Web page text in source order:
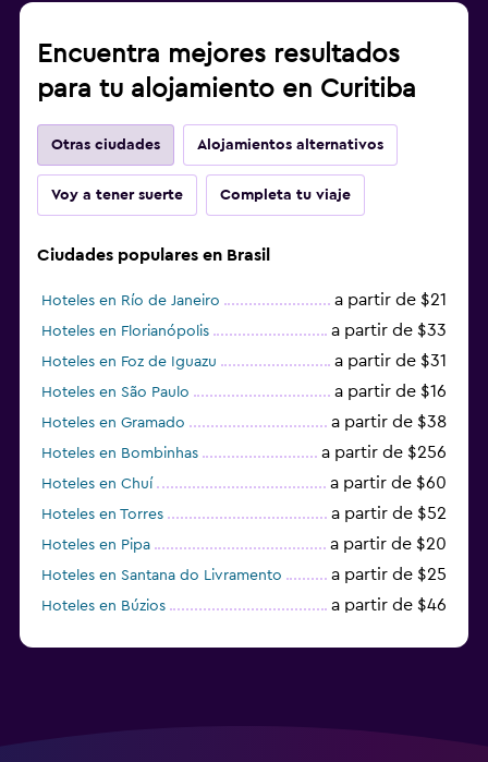
Encuentra mejores resultados
para tu alojamiento en Curitiba
Otras ciudades Alojamientos alternativos
Voy a tener suerte Completa tu viaje
Ciudades populares en Brasil
Hoteles en Río de Janeiro a partir de $21
Hoteles en Florianópolis a partir de $33
Hoteles en Foz de Iguazu a partir de $31
Hoteles en São Paulo a partir de $16
Hoteles en Gramado a partir de $38
Hoteles en Bombinhas a partir de $256
Hoteles en Chuí a partir de $60
Hoteles en Torres a partir de $52
Hoteles en Pipa a partir de $20
Hoteles en Santana do Livramento a partir de $25
Hoteles en Búzios a partir de $46